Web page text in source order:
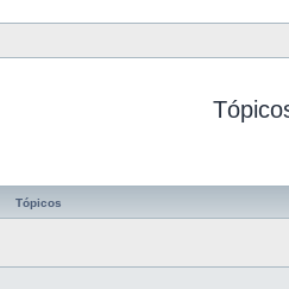
Tópicos